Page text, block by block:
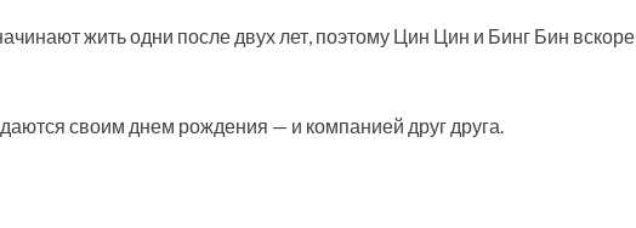
жить одни после двух лет, поэтому Цин Цин и Бинг Бин вскоре
своим днем рождения — и компанией друг друга.